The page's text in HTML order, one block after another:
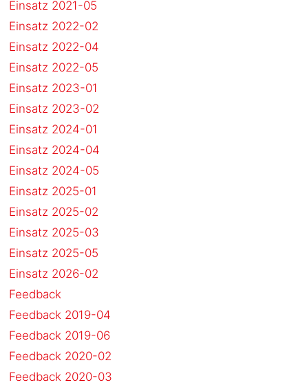
Einsatz 2021-05
Einsatz 2022-02
Einsatz 2022-04
Einsatz 2022-05
Einsatz 2023-01
Einsatz 2023-02
Einsatz 2024-01
Einsatz 2024-04
Einsatz 2024-05
Einsatz 2025-01
Einsatz 2025-02
Einsatz 2025-03
Einsatz 2025-05
Einsatz 2026-02
Feedback
Feedback 2019-04
Feedback 2019-06
Feedback 2020-02
Feedback 2020-03